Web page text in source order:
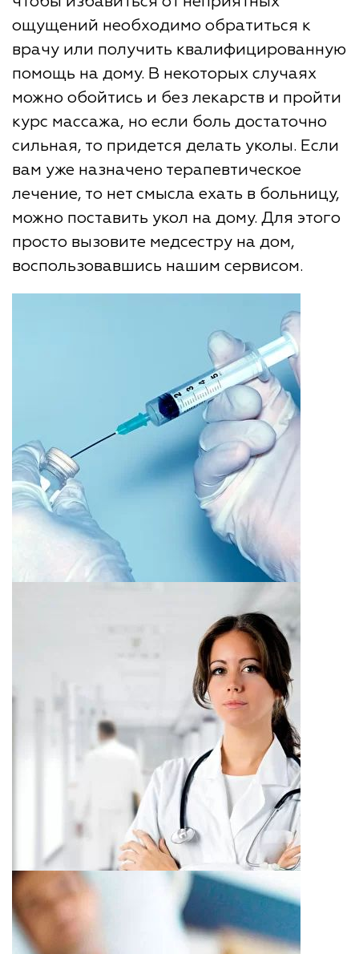
ощущений необходимо обратиться к
врачу или получить квалифицированную
помощь на дому. В некоторых случаях
можно обойтись и без лекарств и пройти
курс массажа, но если боль достаточно
сильная, то придется делать уколы. Если
вам уже назначено терапевтическое
лечение, то нет смысла ехать в больницу,
можно поставить укол на дому. Для этого
просто вызовите медсестру на дом,
воспользовавшись нашим сервисом.